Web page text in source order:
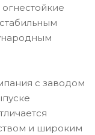
с заводом
и широким